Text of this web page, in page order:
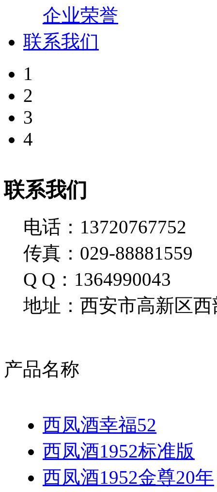
企业荣誉
联系我们
1
2
3
4
联系我们
电话：13720767752
传真：029-88881559
Q Q：1364990043
地址：西安市高新区西
产品名称
西凤酒幸福52
西凤酒1952标准版
西凤酒1952金尊20年